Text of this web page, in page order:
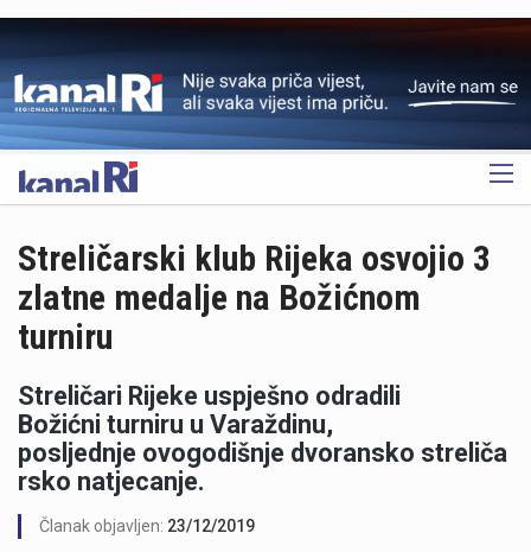
OGLAS
Streličarski klub Rijeka osvojio 3
zlatne medalje na Božićnom
turniru
Streličari Rijeke uspješno odradili
Božićni turniru u Varaždinu,
posljednje ovogodišnje dvoransko streliča
rsko natjecanje.
Članak objavljen: 23/12/2019